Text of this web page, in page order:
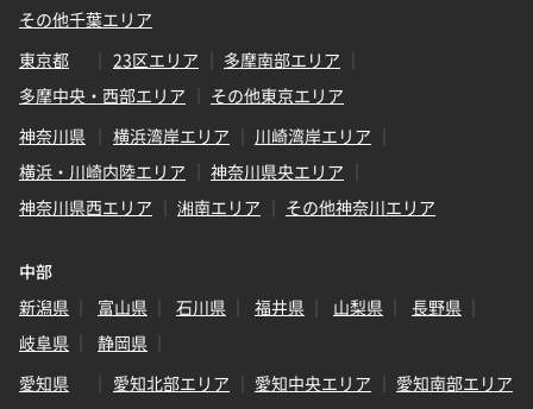
その他千葉エリア
東京都
23区エリア
多摩南部エリア
多摩中央・西部エリア
その他東京エリア
神奈川県
横浜湾岸エリア
川崎湾岸エリア
横浜・川崎内陸エリア
神奈川県央エリア
神奈川県西エリア
湘南エリア その他神奈川エリア
中部
新潟県
富山県 石川県 福井県 山梨県
長野県
岐阜県
静岡県
愛知県
愛知北部エリア 愛知中央エリア
愛知南部エリア